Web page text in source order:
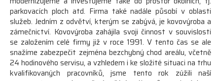
parkovacích ploch atd. Firma také nadále působí v oblasti
služeb. Jedním z odvětví, kterým se zabývá, je kovovýroba a
zámečnictví. Kovovýroba zahájila svoji činnost v souvislosti
se založením celé firmy již v roce 1991. V tento čas se ale
snažíme zabezpečit zejména bezchybný chod areálu, včetně
24 hodinového servisu, a vzhledem i ke složité situaci na trhu
kvalifikovaných pracovníků, jsme tento rok zúžili naší